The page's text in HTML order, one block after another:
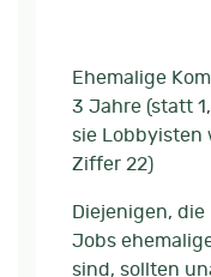
Ehemalige
3 Jahre (statt
sie Lobbyisten
Ziffer 22)
Diejenigen,
Jobs
sind, sollten